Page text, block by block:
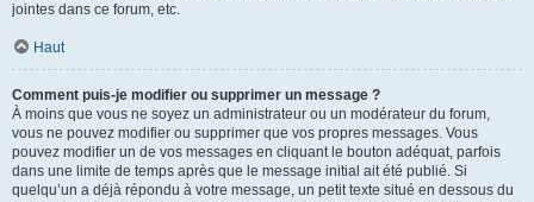
jointes dans ce forum, etc.
Haut
Comment puis-je modifier ou supprimer un message ?
À moins que vous ne soyez un administrateur ou un modérateur du forum,
vous ne pouvez modifier ou supprimer que vos propres messages. Vous
pouvez modifier un de vos messages en cliquant le bouton adéquat, parfois
dans une limite de temps après que le message initial ait été publié. Si
quelqu’un a déjà répondu à votre message, un petit texte situé en dessous du